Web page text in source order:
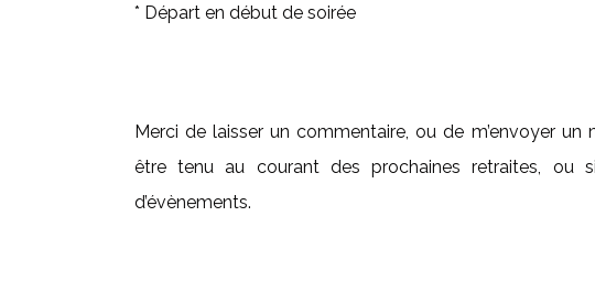
* Départ en début de soirée
Merci de laisser un commentaire, ou de m’envoyer un
être tenu au courant des prochaines retraites,
d’évènements.